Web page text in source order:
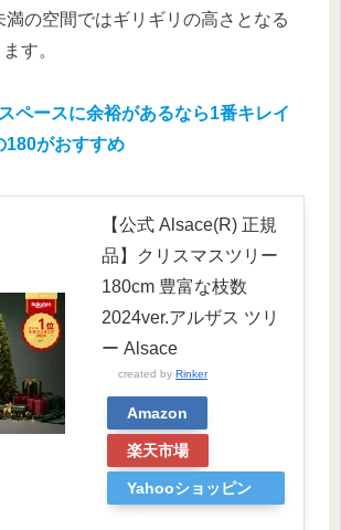
満の空間ではギリギリの高さとなる
す。
ペースに余裕があるなら1番キレイ
180がおすすめ
【公式 Alsace(R) 正規
品】クリスマスツリー
180cm 豊富な枝数
2024ver.アルザス ツリ
ー Alsace
created by Rinker
Amazon
楽天市場
Yahooショッピン